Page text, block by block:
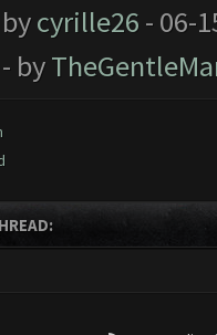
cyrille26 - 06-
- by